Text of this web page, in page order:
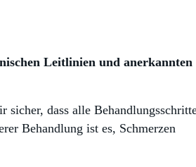
Leitlinien und anerkannten
sicher, dass alle
Behandlung ist es, Schmerzen